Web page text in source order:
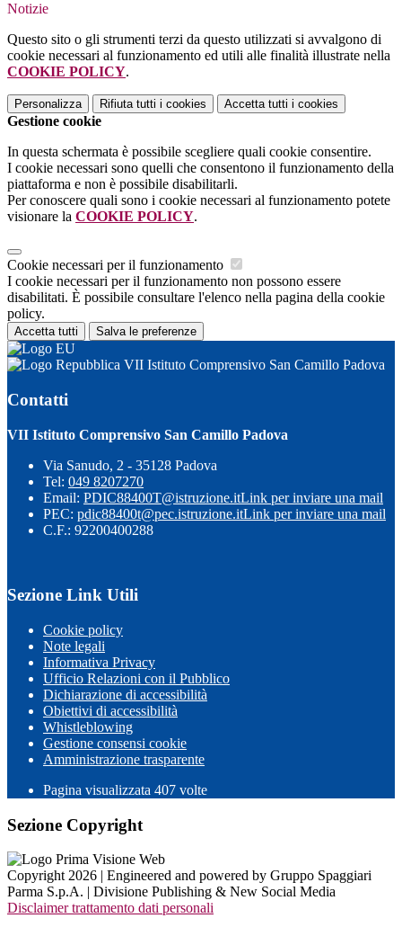
Notizie
Questo sito o gli strumenti terzi da questo utilizzati si avvalgono di
cookie necessari al funzionamento ed utili alle finalità illustrate nella
COOKIE POLICY.
Personalizza Rifiuta tutti i cookies Accetta tutti i cookies
Gestione cookie
In questa schermata è possibile scegliere quali cookie consentire.
I cookie necessari sono quelli che consentono il funzionamento della
piattaforma e non è possibile disabilitarli.
Per conoscere quali sono i cookie necessari al funzionamento potete
visionare la COOKIE POLICY.
Cookie necessari per il funzionamento
I cookie necessari per il funzionamento non possono essere
disabilitati. È possibile consultare l'elenco nella pagina della cookie
policy.
Accetta tutti Salva le preferenze
VII Istituto Comprensivo San Camillo Padova
Contatti
VII Istituto Comprensivo San Camillo Padova
Via Sanudo, 2 - 35128 Padova
Tel: 049 8207270
Email: PDIC88400T@istruzione.itLink per inviare una mail
PEC: pdic88400t@pec.istruzione.itLink per inviare una mail
C.F.: 92200400288
Sezione Link Utili
Cookie policy
Note legali
Informativa Privacy
Ufficio Relazioni con il Pubblico
Dichiarazione di accessibilità
Obiettivi di accessibilità
Whistleblowing
Gestione consensi cookie
Amministrazione trasparente
Pagina visualizzata 407 volte
Sezione Copyright
Copyright 2026 | Engineered and powered by Gruppo Spaggiari
Parma S.p.A. | Divisione Publishing & New Social Media
Disclaimer trattamento dati personali